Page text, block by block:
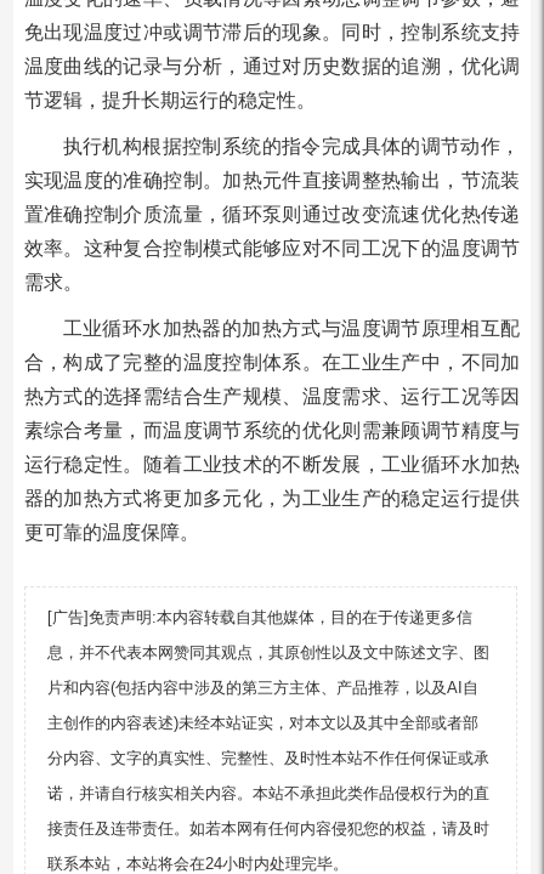
免出现温度过冲或调节滞后的现象。同时，控制系统支持
温度曲线的记录与分析，通过对历史数据的追溯，优化调
节逻辑，提升长期运行的稳定性。
执行机构根据控制系统的指令完成具体的调节动作，
实现温度的准确控制。加热元件直接调整热输出，节流装
置准确控制介质流量，循环泵则通过改变流速优化热传递
效率。这种复合控制模式能够应对不同工况下的温度调节
需求。
工业循环水加热器的加热方式与温度调节原理相互配
合，构成了完整的温度控制体系。在工业生产中，不同加
热方式的选择需结合生产规模、温度需求、运行工况等因
素综合考量，而温度调节系统的优化则需兼顾调节精度与
运行稳定性。随着工业技术的不断发展，工业循环水加热
器的加热方式将更加多元化，为工业生产的稳定运行提供
更可靠的温度保障。
[广告]免责声明:本内容转载自其他媒体，目的在于传递更多信
息，并不代表本网赞同其观点，其原创性以及文中陈述文字、图
片和内容(包括内容中涉及的第三方主体、产品推荐，以及AI自
主创作的内容表述)未经本站证实，对本文以及其中全部或者部
分内容、文字的真实性、完整性、及时性本站不作任何保证或承
诺，并请自行核实相关内容。本站不承担此类作品侵权行为的直
接责任及连带责任。如若本网有任何内容侵犯您的权益，请及时
联系本站，本站将会在24小时内处理完毕。